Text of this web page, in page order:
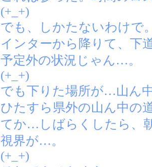
(+_+)
でも、しかたないわけで
インターから降りて、下
予定外の状況じゃん…。
(+_+)
でも下りた場所が…山ん
ひたすら県外の山ん中の
てか…しばらくしたら、
視界が…。
(+_+)